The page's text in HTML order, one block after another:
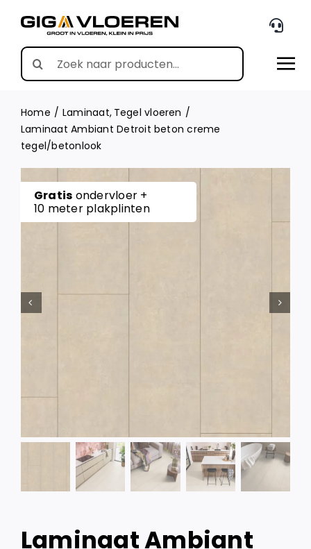
content
Search
for:
Home Laminaat Tegel vloeren
Laminaat Ambiant Detroit beton creme
tegel/betonlook
Gratis ondervloer +
10 meter plakplinten
Laminaat Ambiant